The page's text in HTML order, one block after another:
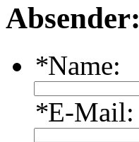
Absender:
*Name:
*E-Mail: